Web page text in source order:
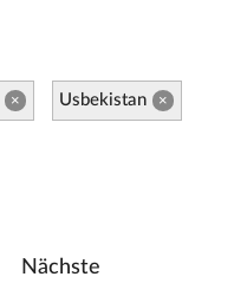
× Usbekistan ×
Nächste